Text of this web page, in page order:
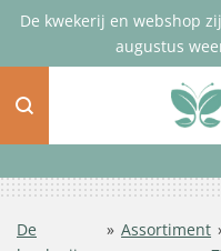
Ga
de
De kwekerij en webshop
augustus
De
» Assortiment